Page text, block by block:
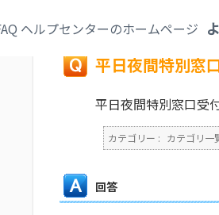
戻る
平日夜間特別窓
平日夜間特別窓口受
カテゴリー : カテゴリ一
回答